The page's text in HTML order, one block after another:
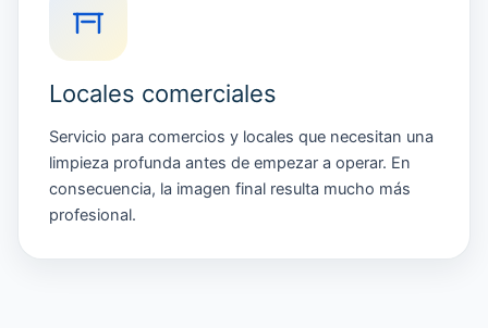
Locales comerciales
Servicio para comercios y locales que necesitan una
limpieza profunda antes de empezar a operar. En
consecuencia, la imagen final resulta mucho más
profesional.